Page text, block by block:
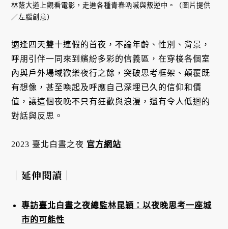
林蔭大道上觀看電影，走進各種青春吶喊與叛逆中。（圖片提供
／左腦創意）
適逢四天雙十連假的首夜，不論年齡、性別、背景，
呼朋引伴一同來到繽紛多彩的信義區，在穿梭各個室
內與戶外場域歡樂夜行之餘，突破思考框架、顛覆既
有想像，甚至喚起及呼應自己深埋已久的信仰和價
值，讓這個夜晚不只有狂歡與浪漫，還有令人低迴的
對話與反思。
2023 臺北白晝之夜 官方網站
｜延伸閱讀｜
專訪臺北白晝之夜總監林昆穎：以夜晚思考一座城
市的可能性